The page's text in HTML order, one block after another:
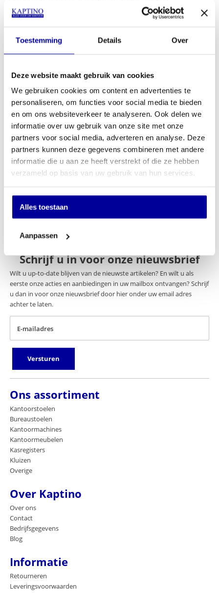
Toestemming Details Over
Deze website maakt gebruik van cookies
We gebruiken cookies om content en advertenties te
personaliseren, om functies voor social media te bieden
en om ons websiteverkeer te analyseren. Ook delen we
informatie over uw gebruik van onze site met onze
partners voor social media, adverteren en analyse. Deze
partners kunnen deze gegevens combineren met andere
informatie die u aan ze heeft verstrekt of die ze hebben
verzameld op basis van uw gebruik van hun services.
Alles toestaan
Aanpassen
Voorzien van voetring voor extra ondersteuning
Voorzien van geremde wielen
Breedte zitting: 41,5 cm
Diepte zitting: 34,0 cm
Hoogte zitting: 65,0 - 90,5 cm
INCL BTW: €245,00
EX BTW:
In mijn winkelwagen
Schrijf u in voor onze nieuwsbrief
Wilt u up-to-date blijven van de nieuwste artikelen? En wilt u als
eerste onze acties en aanbiedingen in uw mailbox ontvangen? Schrijf
u dan in voor onze nieuwsbrief door hier onder uw email adres
achter te laten.
E-mailadres
Versturen
Ons assortiment
Kantoorstoelen
Bureaustoelen
Kantoormachines
Kantoormeubelen
Kasregisters
Kluizen
Overige
Over Kaptino
Over ons
Contact
Bedrijfsgegevens
Blog
Informatie
Retourneren
Leveringsvoorwaarden